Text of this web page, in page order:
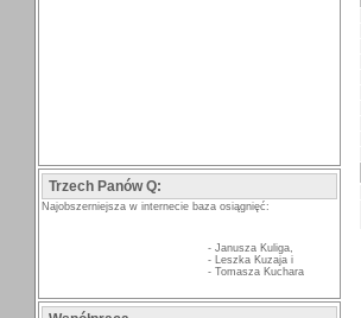
Trzech Panów Q:
Najobszerniejsza w internecie baza osiągnięć:
- Janusza Kuliga,
- Leszka Kuzaja i
- Tomasza Kuchara